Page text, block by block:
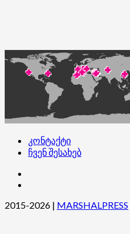
კონტაქტი
ჩვენ შესახებ
2015-2026 | MARSHALPRESS